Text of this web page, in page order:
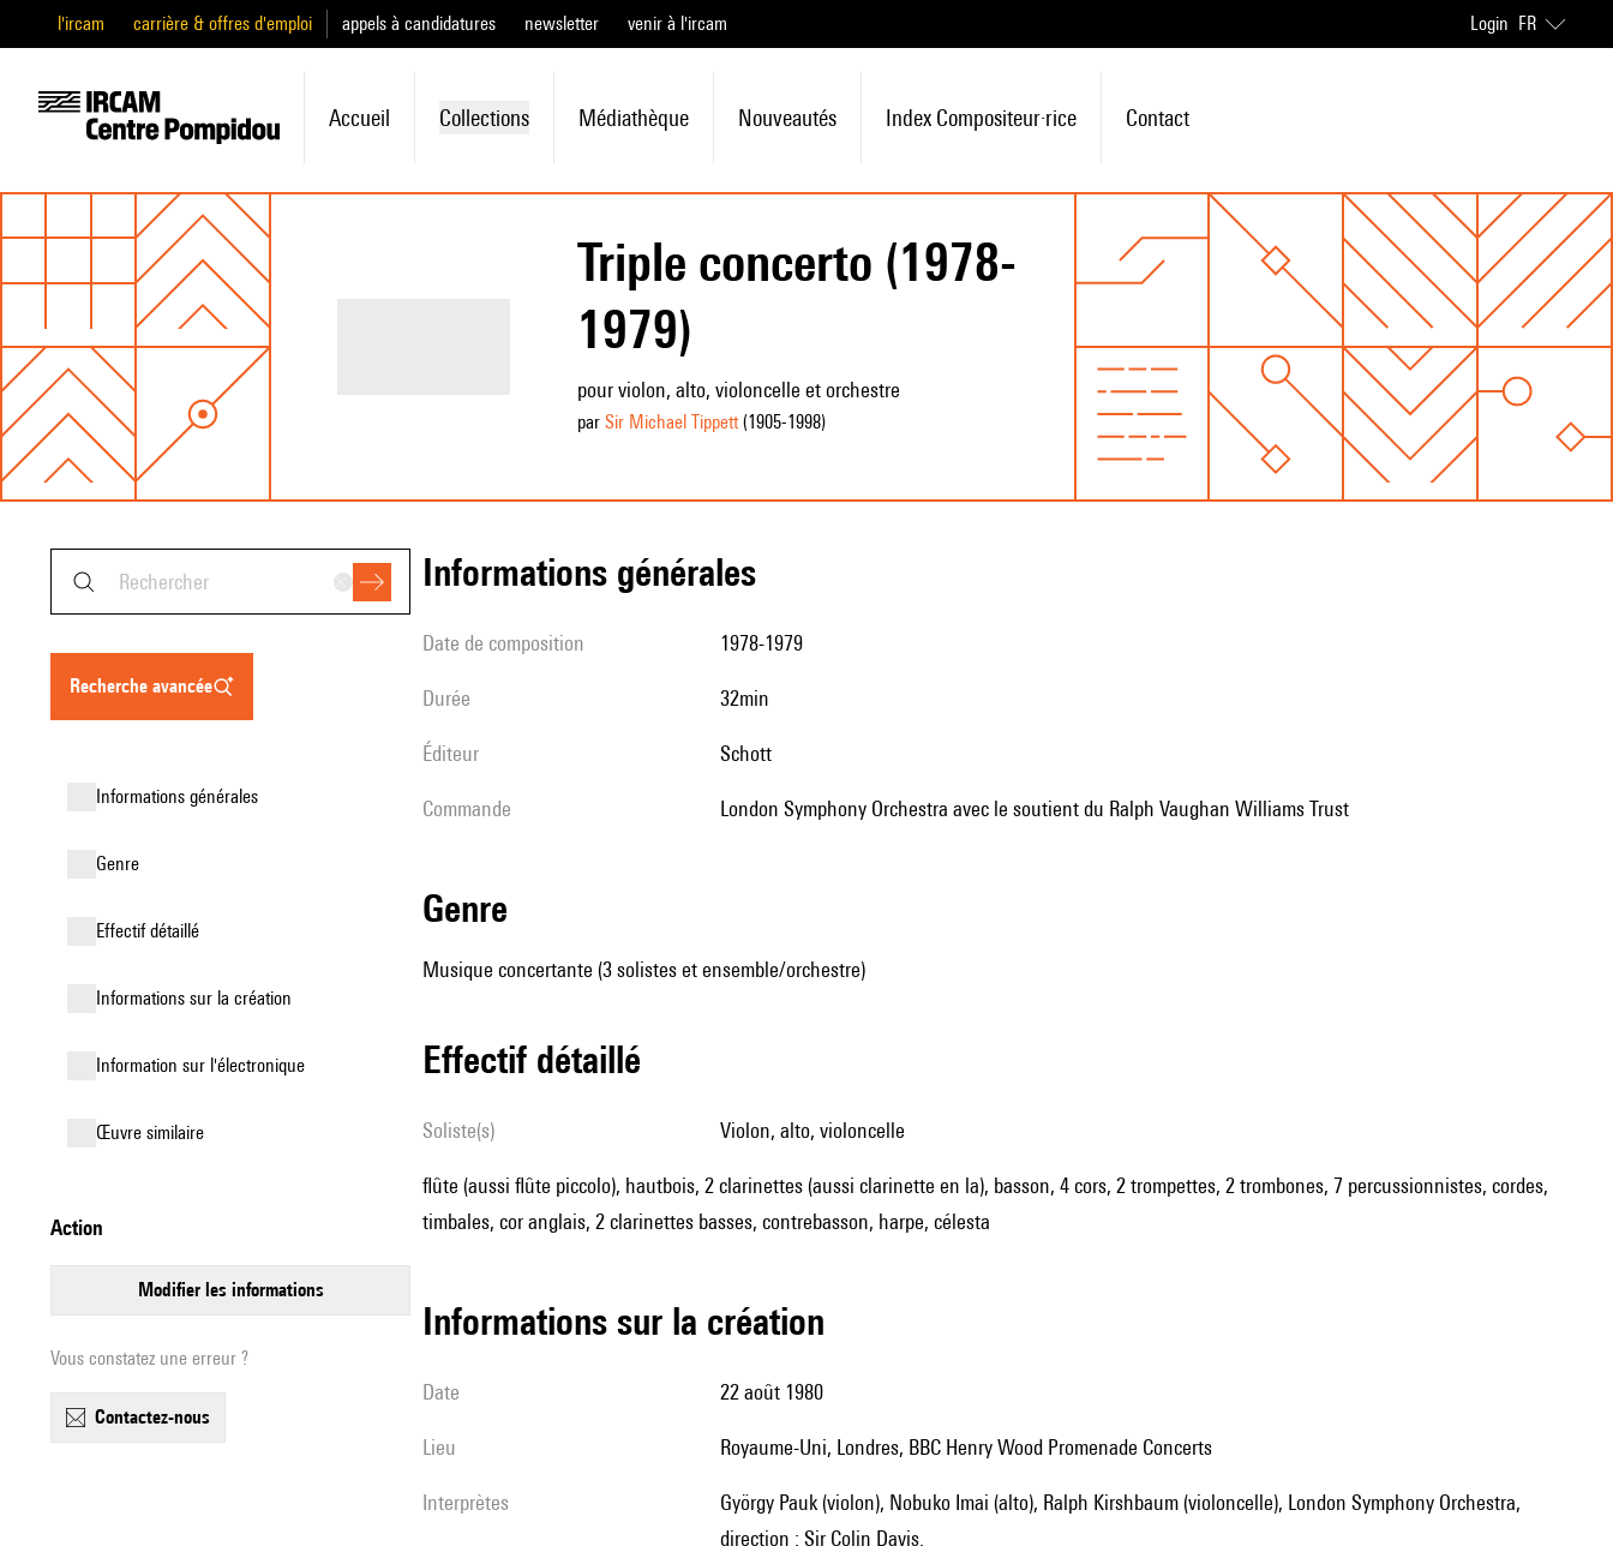
l'ircam carrière & offres d'emploi appels à candidatures newsletter venir à l'ircam Login FR
Accueil Collections Médiathèque Nouveautés Index Compositeur·rice Contact
Triple concerto (1978-
1979)
pour violon, alto, violoncelle et orchestre
par Sir Michael Tippett(1905-1998)
recherche avancée
informations générales
genre
effectif détaillé
informations sur la création
Information sur l'électronique
œuvre similaire
action
modifier les informations
Vous constatez une erreur ?
contactez-nous
informations générales
date de composition 1978-1979
durée 32min
éditeur Schott
Commande London Symphony Orchestra avec le soutient du Ralph Vaughan Williams Trust
genre
Musique concertante (3 solistes et ensemble/orchestre)
effectif détaillé
Soliste(s) violon, alto, violoncelle
flûte (aussi flûte piccolo), hautbois, 2 clarinettes (aussi clarinette en la), basson, 4 cors, 2 trompettes, 2 trombones, 7 percussionnistes, cordes,
timbales, cor anglais, 2 clarinettes basses, contrebasson, harpe, célesta
informations sur la création
date 22 août 1980
lieu Royaume-Uni, Londres, BBC Henry Wood Promenade Concerts
interprètes
György Pauk (violon), Nobuko Imai (alto), Ralph Kirshbaum (violoncelle), London Symphony Orchestra,
direction : Sir Colin Davis.